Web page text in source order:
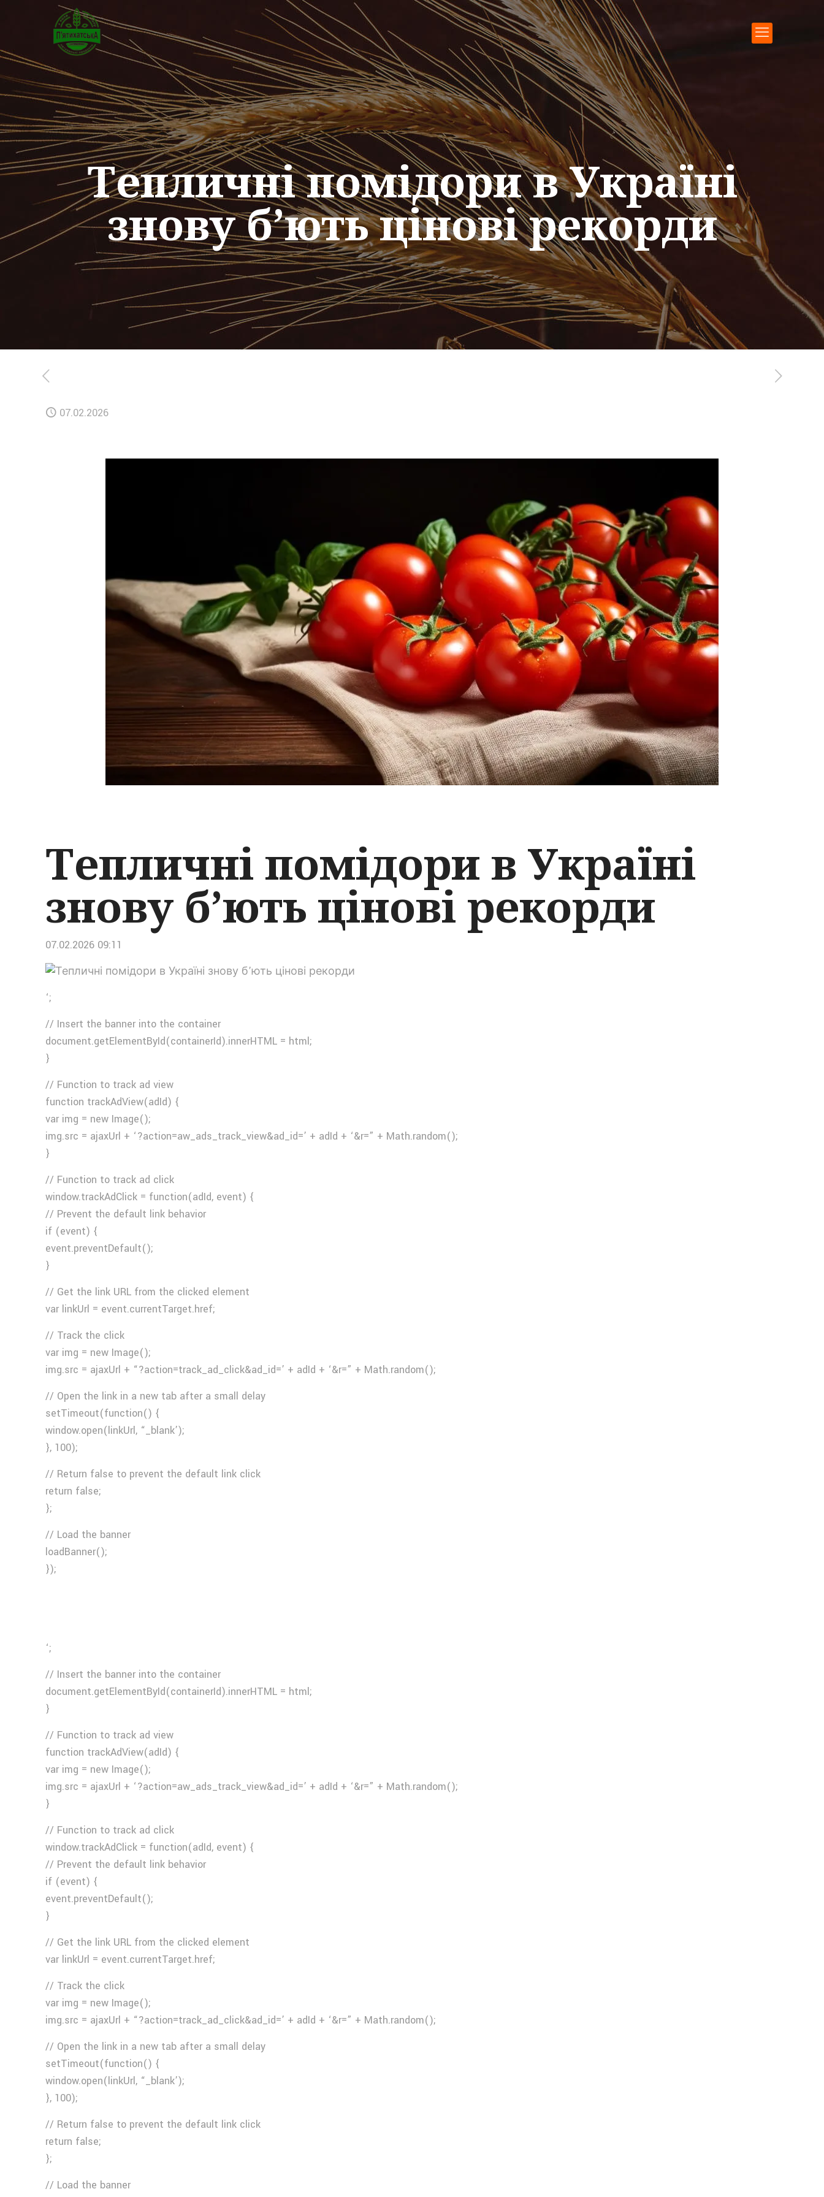
Тепличні помідори в Україні
знову б’ють цінові рекорди
07.02.2026
Тепличні помідори в Україні
знову б’ють цінові рекорди
07.02.2026 09:11
‘;
// Insert the banner into the container
document.getElementById(containerId).innerHTML = html;
}
// Function to track ad view
function trackAdView(adId) {
var img = new Image();
img.src = ajaxUrl + ‘?action=aw_ads_track_view&ad_id=’ + adId + ‘&r=” + Math.random();
}
// Function to track ad click
window.trackAdClick = function(adId, event) {
// Prevent the default link behavior
if (event) {
event.preventDefault();
}
// Get the link URL from the clicked element
var linkUrl = event.currentTarget.href;
// Track the click
var img = new Image();
img.src = ajaxUrl + “?action=track_ad_click&ad_id=’ + adId + ‘&r=” + Math.random();
// Open the link in a new tab after a small delay
setTimeout(function() {
window.open(linkUrl, “_blank’);
}, 100);
// Return false to prevent the default link click
return false;
};
// Load the banner
loadBanner();
});
‘;
// Insert the banner into the container
document.getElementById(containerId).innerHTML = html;
}
// Function to track ad view
function trackAdView(adId) {
var img = new Image();
img.src = ajaxUrl + ‘?action=aw_ads_track_view&ad_id=’ + adId + ‘&r=” + Math.random();
}
// Function to track ad click
window.trackAdClick = function(adId, event) {
// Prevent the default link behavior
if (event) {
event.preventDefault();
}
// Get the link URL from the clicked element
var linkUrl = event.currentTarget.href;
// Track the click
var img = new Image();
img.src = ajaxUrl + “?action=track_ad_click&ad_id=’ + adId + ‘&r=” + Math.random();
// Open the link in a new tab after a small delay
setTimeout(function() {
window.open(linkUrl, “_blank’);
}, 100);
// Return false to prevent the default link click
return false;
};
// Load the banner